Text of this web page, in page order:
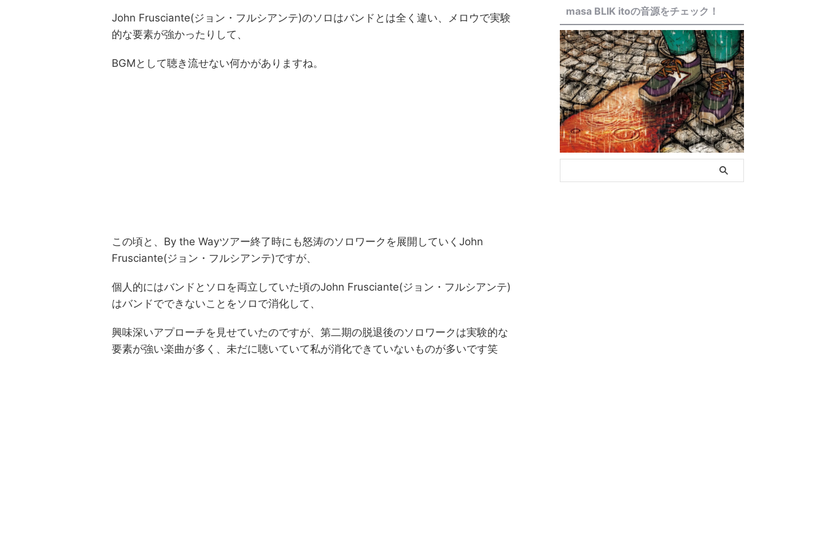
John Frusciante(ジョン・フルシアンテ)のソロはバンドとは全く違い、メロウで実験
的な要素が強かったりして、
BGMとして聴き流せない何かがありますね。
この頃と、By the Wayツアー終了時にも怒涛のソロワークを展開していくJohn
Frusciante(ジョン・フルシアンテ)ですが、
個人的にはバンドとソロを両立していた頃のJohn Frusciante(ジョン・フルシアンテ)
はバンドでできないことをソロで消化して、
興味深いアプローチを見せていたのですが、第二期の脱退後のソロワークは実験的な
要素が強い楽曲が多く、未だに聴いていて私が消化できていないものが多いです笑
masa BLIK itoの音源をチェック！